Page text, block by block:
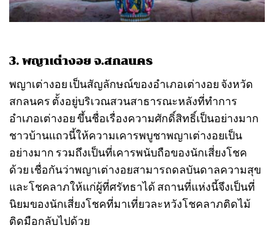
3. พญาเต่างอย จ.สกลนคร
พญาเต่างอย เป็นสัญลักษณ์ของอำเภอเต่างอย จังหวัด
สกลนคร ตั้งอยู่บริเวณสวนสาธารณะหลังที่ทำการ
อำเภอเต่างอย ขึ้นชื่อเรื่องความศักดิ์สิทธิ์เป็นอย่างมาก
ชาวบ้านแถวนี้ให้ความเคารพบูชาพญาเต่างอยเป็น
อย่างมาก รวมถึงเป็นที่เคารพนับถือของนักเสี่ยงโชค
ด้วย เชื่อกันว่าพญาเต่างอยสามารถดลบันดาลความสุข
และโชคลาภให้แก่ผู้ที่ศรัทธาได้ สถานที่แห่งนี้จึงเป็นที่
นิยมของนักเสี่ยงโชคที่มาเที่ยวละหวังโชคลาภติดไม้
ติดมือกลับไปด้วย